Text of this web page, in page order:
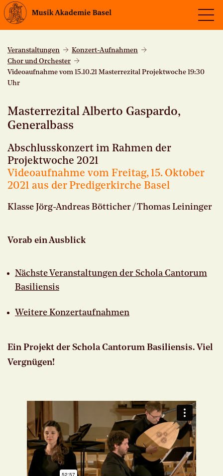
Veranstaltungen
Konzert-Aufnahmen
Chor und Orchester
Videoaufnahme vom 15.10.21 Masterrezital Projektwoche 19:30
Uhr
Masterrezital Alberto Gaspardo,
Generalbass
Abschlusskonzert im Rahmen der
Projektwoche 2021
Videoaufnahme vom Freitag, 15. Oktober
2021 aus der Predigerkirche Basel
Klasse Jörg-Andreas Bötticher / Thomas Leininger
Vorab ein Ausblick
Nächste Veranstaltungen der Schola Cantorum
Basiliensis
Weitere Konzertaufnahmen
Ein Projekt der Schola Cantorum Basiliensis. Viel
Vergnügen!